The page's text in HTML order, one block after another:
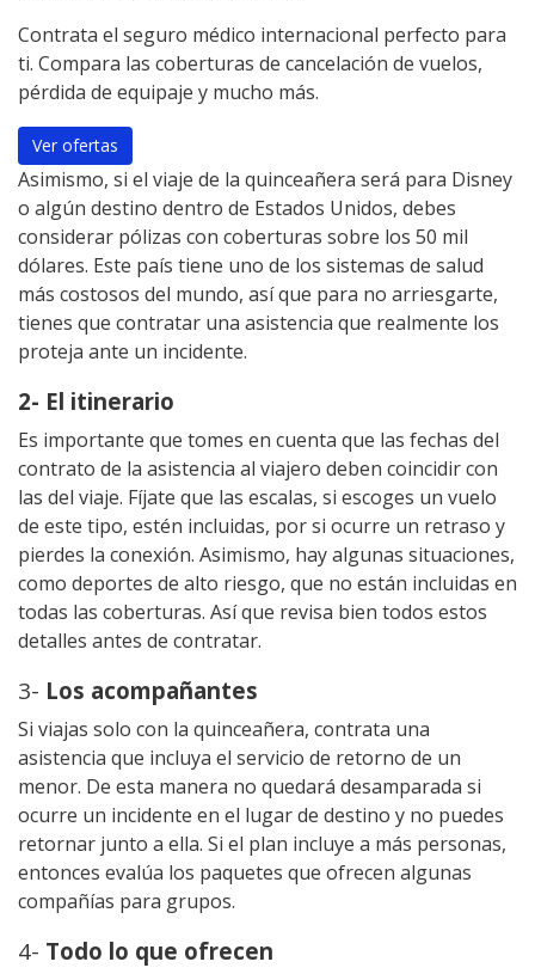
Contrata el seguro médico internacional perfecto para
ti. Compara las coberturas de cancelación de vuelos,
pérdida de equipaje y mucho más.
Ver ofertas
Asimismo, si el viaje de la quinceañera será para Disney
o algún destino dentro de Estados Unidos, debes
considerar pólizas con coberturas sobre los 50 mil
dólares. Este país tiene uno de los sistemas de salud
más costosos del mundo, así que para no arriesgarte,
tienes que contratar una asistencia que realmente los
proteja ante un incidente.
2- El itinerario
Es importante que tomes en cuenta que las fechas del
contrato de la asistencia al viajero deben coincidir con
las del viaje. Fíjate que las escalas, si escoges un vuelo
de este tipo, estén incluidas, por si ocurre un retraso y
pierdes la conexión. Asimismo, hay algunas situaciones,
como deportes de alto riesgo, que no están incluidas en
todas las coberturas. Así que revisa bien todos estos
detalles antes de contratar.
3- Los acompañantes
Si viajas solo con la quinceañera, contrata una
asistencia que incluya el servicio de retorno de un
menor. De esta manera no quedará desamparada si
ocurre un incidente en el lugar de destino y no puedes
retornar junto a ella. Si el plan incluye a más personas,
entonces evalúa los paquetes que ofrecen algunas
compañías para grupos.
4- Todo lo que ofrecen